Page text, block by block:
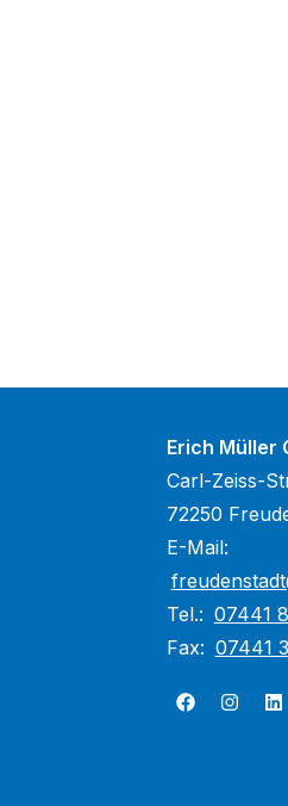
Erich Müller
Carl-Zeiss-
72250
E-Mail:
Tel.: 07441
Fax: 07441